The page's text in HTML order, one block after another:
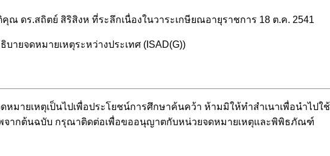
ณ ดร.สถิตย์ สิริสิงห ที่ระลึกเนื่องในวาระเกษียณอายุราชการ 18 ต.ค. 2541
ายจดหมายเหตุระหว่างประเทศ (ISAD(G))
หมายเหตุเป็นไปเพื่อประโยชน์การศึกษาค้นคว้า ห้ามมิให้ทำสำเนาเพื่อนำไปใช้
พจากต้นฉบับ กรุณาติดต่อเพื่อขออนุญาตกับหน่วยจดหมายเหตุและพิพิธภัณฑ์